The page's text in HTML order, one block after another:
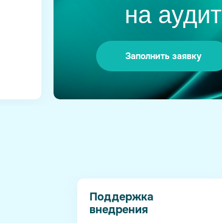
на аудит
Заполнить заявку
Поддержка
внедрения